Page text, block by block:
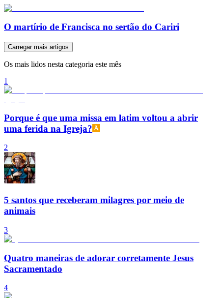
O martírio de Francisca no sertão do Cariri
Carregar mais artigos
Os mais lidos nesta categoria este mês
1
Porque é que uma missa em latim voltou a abrir
uma ferida na Igreja?
2
5 santos que receberam milagres por meio de
animais
3
Quatro maneiras de adorar corretamente Jesus
Sacramentado
4